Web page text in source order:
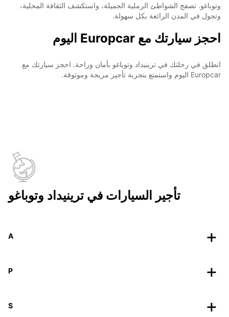
وتوباغو. تصفح الشواطئ الرملية الجميلة، واستكشف الثقافة المحلية،
وتجول في المدن الرائعة بكل سهولة.
احجز سيارتك مع Europcar اليوم
انطلق في رحلتك في ترينيداد وتوباغو بأمان وراحة. احجز سيارتك مع
Europcar اليوم واستمتع بتجربة تأجير مريحة وموثوقة.
تأجير السيارات في ترينيداد وتوباغو
A
P
S